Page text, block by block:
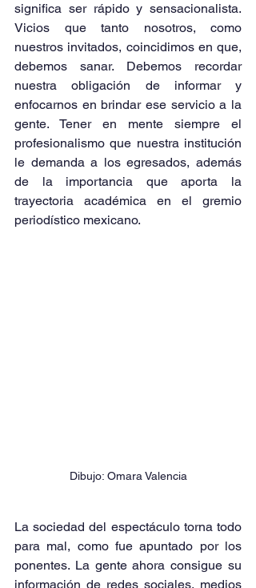
significa ser rápido y sensacionalista.
Vicios que tanto nosotros, como
nuestros invitados, coincidimos en que,
debemos sanar. Debemos recordar
nuestra obligación de informar y
enfocarnos en brindar ese servicio a la
gente. Tener en mente siempre el
profesionalismo que nuestra institución
le demanda a los egresados, además
de la importancia que aporta la
trayectoria académica en el gremio
periodístico mexicano.
Dibujo: Omara Valencia
La sociedad del espectáculo torna todo
para mal, como fue apuntado por los
ponentes. La gente ahora consigue su
información de redes sociales, medios